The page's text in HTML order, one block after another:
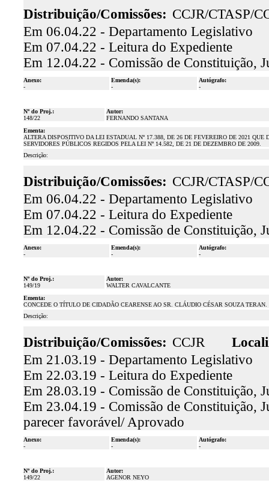
Distribuição/Comissões: CCJR/CTASP/
Em 06.04.22 - Departamento Legislativo
Em 07.04.22 - Leitura do Expediente
Em 12.04.22 - Comissão de Constituição,
Anexo:
-
Emenda(s):
-
Autógrafo:
-
Nº do Proj.:
148/22
Autor:
FERNANDO SANTANA
Ementa:
ALTERA DISPOSITIVO DA LEI ESTADUAL Nº 17.388, DE 26 DE FEVEREIRO DE 2021
SERVIDORES PÚBLICOS REGIDOS PELA LEI Nº 14.582, DE 21 DE DEZEMBRO DE 2009.
Descrição:
Distribuição/Comissões: CCJR/CTASP/
Em 06.04.22 - Departamento Legislativo
Em 07.04.22 - Leitura do Expediente
Em 12.04.22 - Comissão de Constituição,
Anexo:
-
Emenda(s):
-
Autógrafo:
-
Nº do Proj.:
149/19
Autor:
WALTER CAVALCANTE
Ementa:
CONCEDE O TÍTULO DE CIDADÃO CEARENSE AO SR. CLÁUDIO CÉSAR SOUZA TERAN.
Descrição:
Distribuição/Comissões: CCJR
Em 21.03.19 - Departamento Legislativo
Em 22.03.19 - Leitura do Expediente
Em 28.03.19 - Comissão de Constituição,
Em 23.04.19 - Comissão de Constituição,
parecer favorável/ Aprovado
Anexo:
-
Emenda(s):
-
Autógrafo:
-
Nº do Proj.:
149/22
Autor:
AGENOR NEYO